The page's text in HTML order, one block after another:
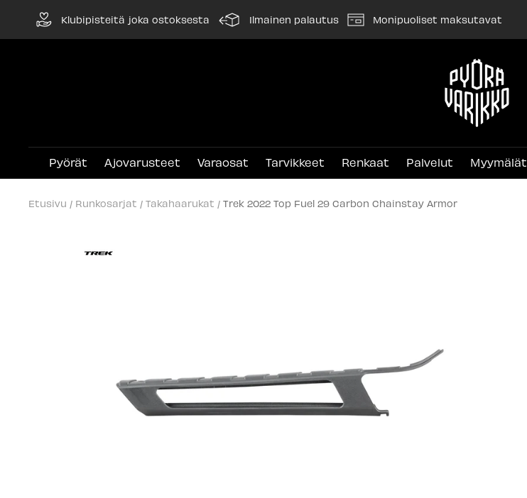
sisältöön
Klubipisteitä joka ostoksesta Ilmainen palautus Monipuoliset maksutavat
Pyörävarikko
Pyörät Ajovarusteet Varaosat Tarvikkeet Renkaat Palvelut Myymälät
Etusivu Runkosarjat Takahaarukat Trek 2022 Top Fuel 29 Carbon Chainstay Armor